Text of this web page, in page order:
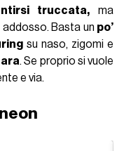
truccata, ma
Basta un po’
su naso, zigomi e
. Se proprio si vuole
e via.